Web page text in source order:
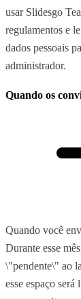
usar Slidesgo
regulamentos e
dados pessoais
administrador.
Quando os
Quando você
Durante esse
\"pendente\" ao
esse espaço